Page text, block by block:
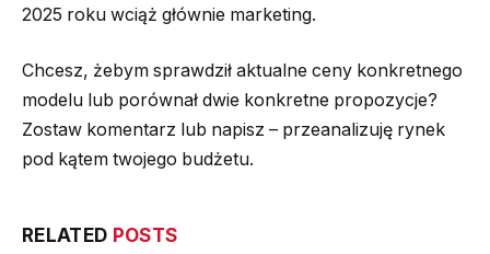
2025 roku wciąż głównie marketing.
Chcesz, żebym sprawdził aktualne ceny konkretnego
modelu lub porównał dwie konkretne propozycje?
Zostaw komentarz lub napisz – przeanalizuję rynek
pod kątem twojego budżetu.
RELATED POSTS